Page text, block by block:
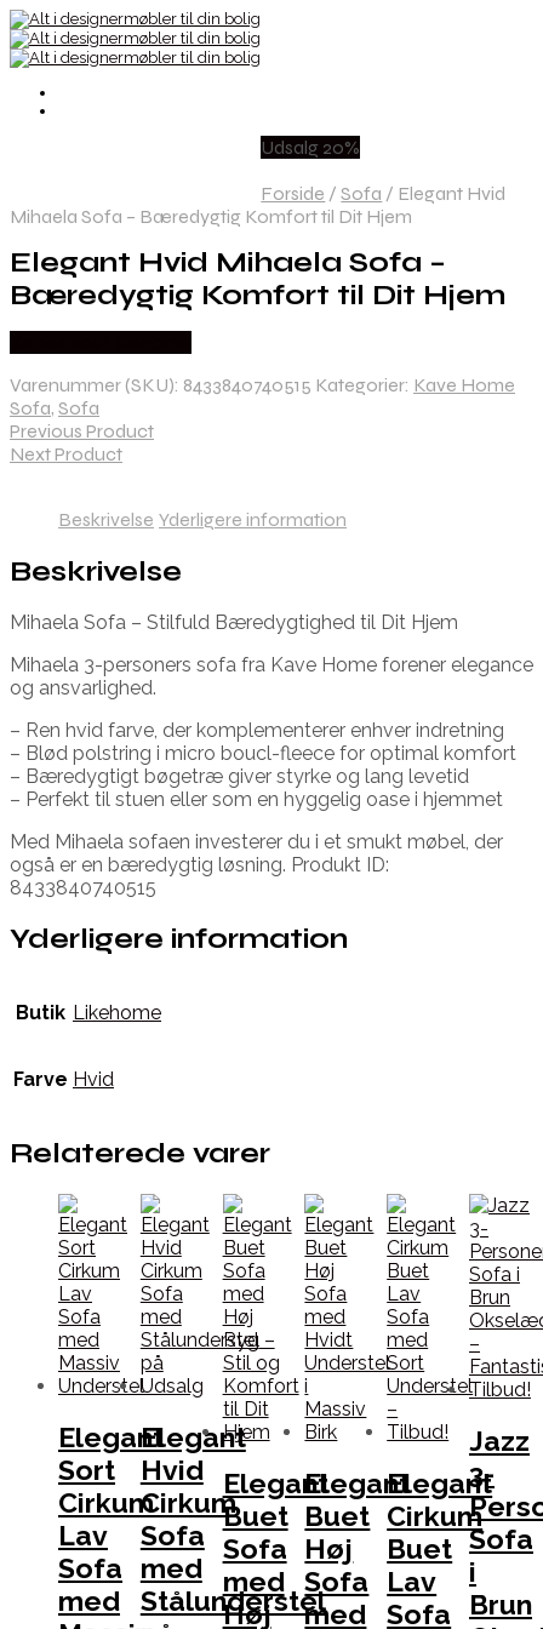
Udsalg 20%
Forside / Sofa / Elegant Hvid
Mihaela Sofa – Bæredygtig Komfort til Dit Hjem
Elegant Hvid Mihaela Sofa –
Bæredygtig Komfort til Dit Hjem
Varenummer (SKU): 8433840740515 Kategorier: Kave Home
Sofa, Sofa
Previous Product
Next Product
Beskrivelse Yderligere information
Beskrivelse
Mihaela Sofa – Stilfuld Bæredygtighed til Dit Hjem
Mihaela 3-personers sofa fra Kave Home forener elegance
og ansvarlighed.
– Ren hvid farve, der komplementerer enhver indretning
– Blød polstring i micro boucl-fleece for optimal komfort
– Bæredygtigt bøgetræ giver styrke og lang levetid
– Perfekt til stuen eller som en hyggelig oase i hjemmet
Med Mihaela sofaen investerer du i et smukt møbel, der
også er en bæredygtig løsning. Produkt ID:
8433840740515
Yderligere information
Butik Likehome
Farve Hvid
Relaterede varer
Elegant
Sort
Cirkum
Lav
Sofa
med
Elegant
Hvid
Cirkum
Sofa
med
Stålunderstel
Elegant
Buet
Sofa
med
Høj
Elegant
Buet
Høj
Sofa
med
Elegant
Cirkum
Buet
Lav
Sofa
Jazz
3-
Sofa
i
Brun